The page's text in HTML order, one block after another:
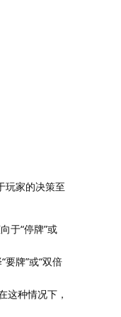
玩家的决策至
于“停牌”或
牌”或“双倍
这种情况下，